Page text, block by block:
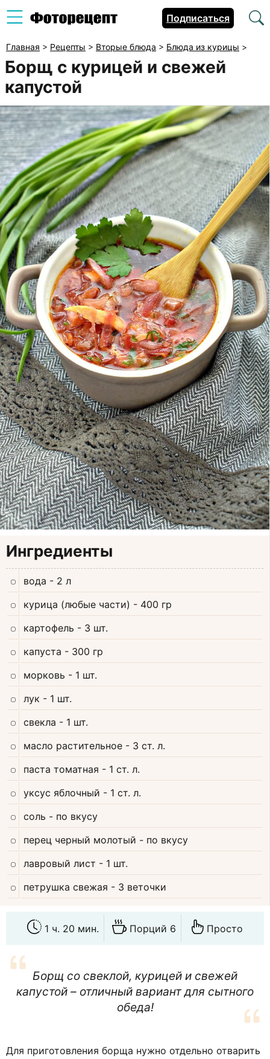
Подписаться
Главная > Рецепты > Вторые блюда > Блюда из курицы >
Борщ с курицей и свежей
капустой
Ингредиенты
вода - 2 л
курица (любые части) - 400 гр
картофель - 3 шт.
капуста - 300 гр
морковь - 1 шт.
лук - 1 шт.
свекла - 1 шт.
масло растительное - 3 ст. л.
паста томатная - 1 ст. л.
уксус яблочный - 1 ст. л.
соль - по вкусу
перец черный молотый - по вкусу
лавровый лист - 1 шт.
петрушка свежая - 3 веточки
1 ч. 20 мин. Порций 6 Просто
Борщ со свеклой, курицей и свежей
капустой – отличный вариант для сытного
обеда!
Для приготовления борща нужно отдельно отварить